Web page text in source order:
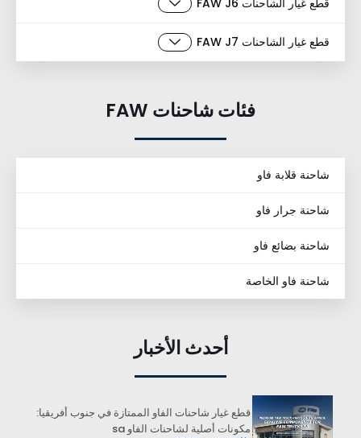
قطع غيار الشاحنات FAW J7
فئات شاحنات FAW
شاحنة قلابة فاو
شاحنة جرار فاو
شاحنة بضائع فاو
شاحنة فاو الخاصة
أحدث الأخبار
قطع غيار شاحنات الفاو الممتازة في جنوب أفريقيا:
مكونات أصلية لشاحنات الفاو sa